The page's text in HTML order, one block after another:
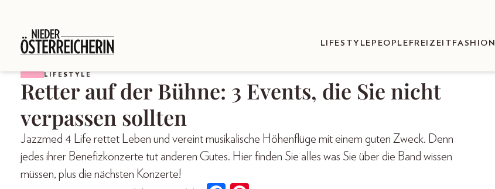
LIFESTYLE PEOPLE FREIZEIT FASHION
LIFESTYLE
Retter auf der Bühne: 3 Events, die Sie nicht
verpassen sollten
Jazzmed 4 Life rettet Leben und vereint musikalische Höhenflüge mit einem guten Zweck. Denn
jedes ihrer Benefizkonzerte tut anderen Gutes. Hier finden Sie alles was Sie über die Band wissen
müssen, plus die nächsten Konzerte!